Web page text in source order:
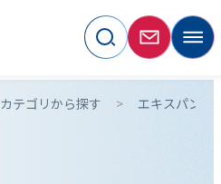
カテゴリから探す エキスパンシ